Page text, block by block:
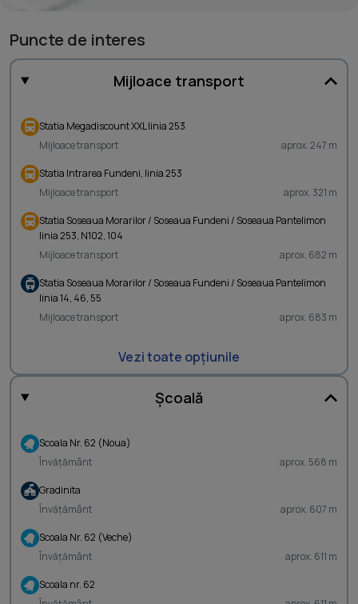
Puncte de interes
Mijloace transport
Statia Megadiscount XXL linia 253
Mijloace transport
aprox. 247 m
Statia Intrarea Fundeni, linia 253
Mijloace transport
aprox. 321 m
Statia Soseaua Morarilor / Soseaua Fundeni / Soseaua Pantelimon
linia 253, N102, 104
Mijloace transport
aprox. 682 m
Statia Soseaua Morarilor / Soseaua Fundeni / Soseaua Pantelimon
linia 14, 46, 55
Mijloace transport
aprox. 683 m
Vezi toate opțiunile
Școală
Scoala Nr. 62 (Noua)
Învățământ
aprox. 568 m
Gradinita
Învățământ
aprox. 607 m
Scoala Nr. 62 (Veche)
Învățământ
aprox. 611 m
Scoala nr. 62